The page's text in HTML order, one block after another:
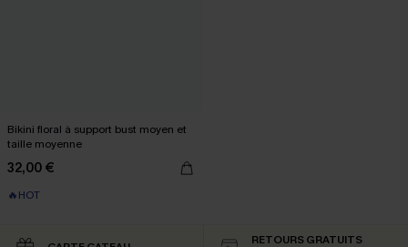
Bikini floral à support bust moyen et
taille moyenne
32,00 €
🔥HOT
RETOURS GRATUITS